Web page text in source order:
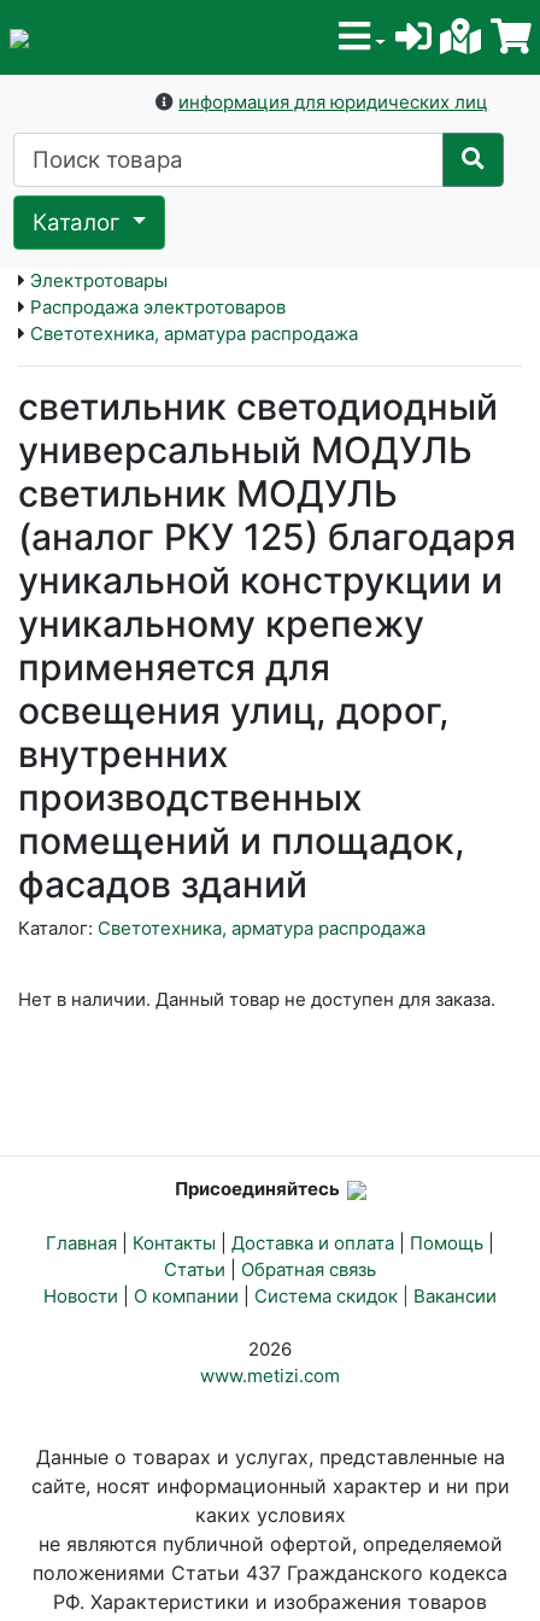
информация для юридических лиц
Каталог
Электротовары
Распродажа электротоваров
Светотехника, арматура распродажа
светильник светодиодный
универсальный МОДУЛЬ
светильник МОДУЛЬ
(аналог РКУ 125) благодаря
уникальной конструкции и
уникальному крепежу
применяется для
освещения улиц, дорог,
внутренних
производственных
помещений и площадок,
фасадов зданий
Каталог: Светотехника, арматура распродажа
Нет в наличии. Данный товар не доступен для заказа.
Присоединяйтесь
Главная Контакты Доставка и оплата Помощь
Статьи
Обратная связь
Новости
О компании Система скидок | Вакансии
2026
www.metizi.com
Данные о товарах и услугах, представленные на
сайте, носят информационный характер и ни при
каких условиях
не являются публичной офертой, определяемой
положениями Статьи 437 Гражданского кодекса
РФ. Характеристики и изображения товаров